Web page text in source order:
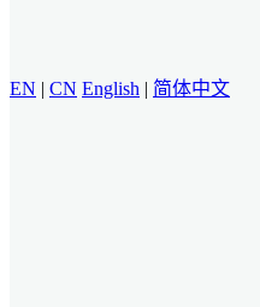
EN | CN English | 简体中文